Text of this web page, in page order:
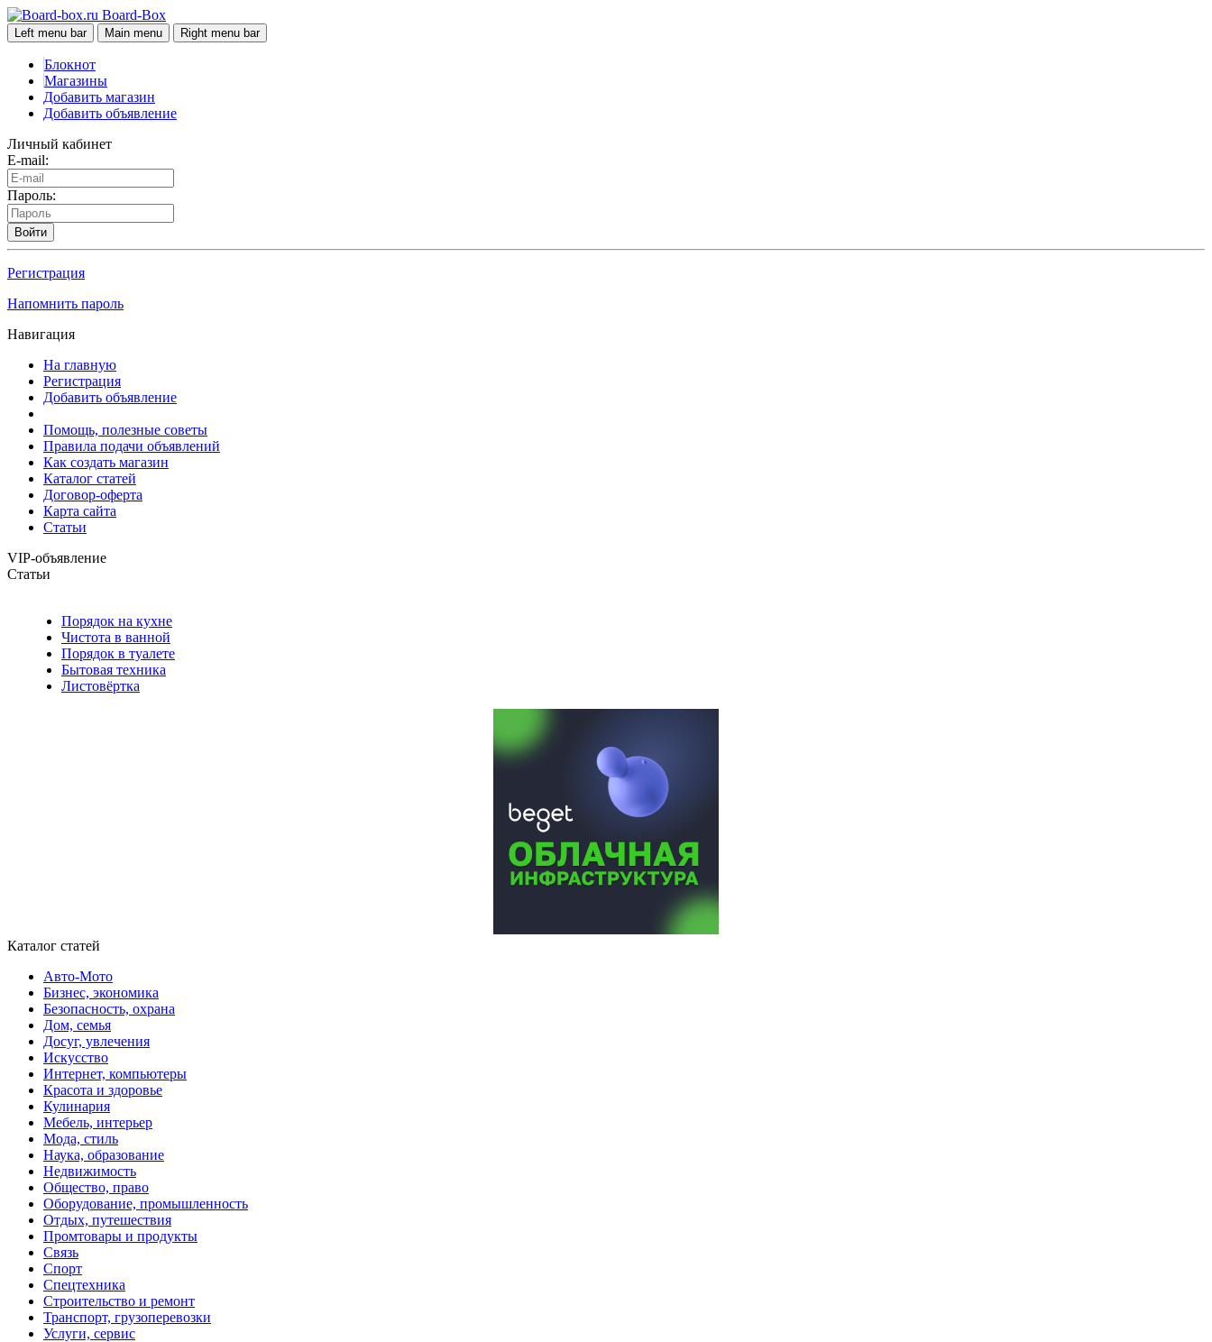
Board-Box
Left menu bar Main menu Right menu bar
Блокнот
Магазины
Добавить магазин
Добавить объявление
Личный кабинет
E-mail:
Пароль:
Войти
Регистрация
Напомнить пароль
Навигация
На главную
Регистрация
Добавить объявление
Помощь, полезные советы
Правила подачи объявлений
Как создать магазин
Каталог статей
Договор-оферта
Карта сайта
Статьи
VIP-объявление
Статьи
Порядок на кухне
Чистота в ванной
Порядок в туалете
Бытовая техника
Листовёртка
Каталог статей
Авто-Мото
Бизнес, экономика
Безопасность, охрана
Дом, семья
Досуг, увлечения
Искусство
Интернет, компьютеры
Красота и здоровье
Кулинария
Мебель, интерьер
Мода, стиль
Наука, образование
Недвижимость
Общество, право
Оборудование, промышленность
Отдых, путешествия
Промтовары и продукты
Связь
Спорт
Спецтехника
Строительство и ремонт
Транспорт, грузоперевозки
Услуги, сервис